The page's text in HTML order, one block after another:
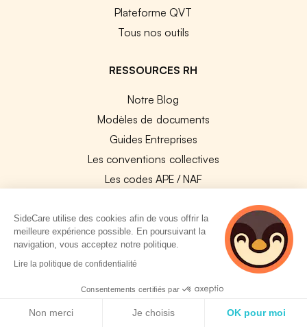
Plateforme QVT
Tous nos outils
RESSOURCES RH
Notre Blog
Modèles de documents
Guides Entreprises
Les conventions collectives
Les codes APE / NAF
Les assureurs partenaires
Le PMSS par année
Bureaux CPAM
Les OPCO
Tops assurances par secteur
SideCare utilise des cookies afin de vous offrir la
meilleure expérience possible. En poursuivant la
navigation, vous acceptez notre politique.
Lire la politique de confidentialité
Consentements certifiés par
Non merci Je choisis OK pour moi
2 personnes
consultent
actuellement cette